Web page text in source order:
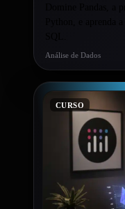
Domine Pandas, a
Python, e aprenda
Análise de Dados
CURSO